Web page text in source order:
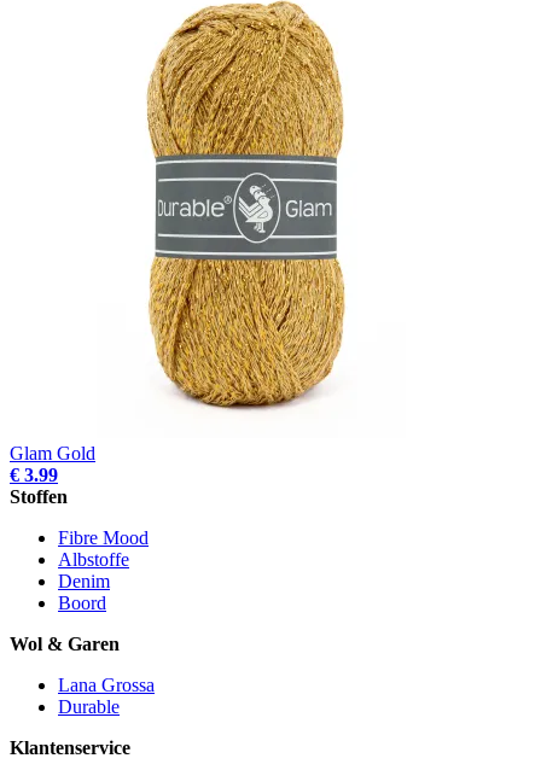
Glam Gold
€ 3.99
Stoffen
Fibre Mood
Albstoffe
Denim
Boord
Wol & Garen
Lana Grossa
Durable
Klantenservice